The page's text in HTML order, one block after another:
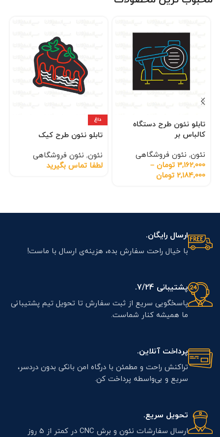
تابلو نئون طرح دستگاه
کالباس بر
نئون, نئون فروشگاهی
3,162,000 تومان –
2,184,000 تومان
داغ
تابلو نئون طرح کیک
نئون, نئون فروشگاهی
لطفا تماس بگیرید
ارسال رایگان.
با خیال راحت سفارش بده، هزینه‌ی ارسال با ماست!
پشتیبانی 7/24.
پاسخگویی سریع از ثبت سفارش تا تحویل تیم پشتیبانی
ما همیشه کنار شماست.
پرداخت آنلاین.
تراکنش راحت و مطمئن با درگاه امن بانکی بدون دردسر،
سریع و بی‌واسطه پرداخت کن.
تحویل سریع.
ارسال سفارشات نئون و برش CNC در کمتر از 5 روز